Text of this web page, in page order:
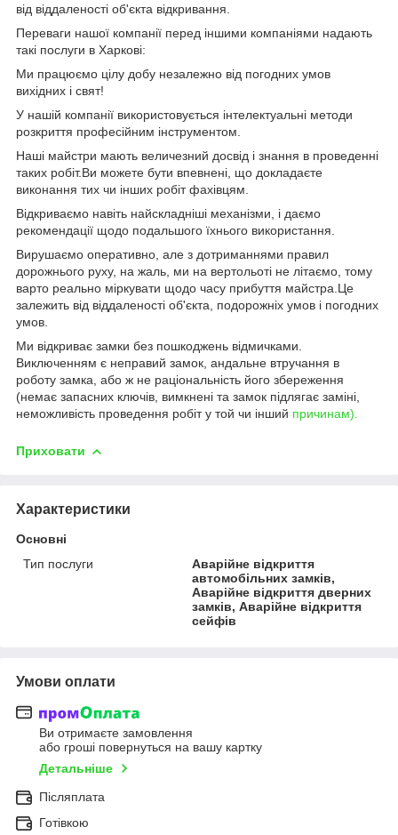
від віддаленості об'єкта відкривання.
Переваги нашої компанії перед іншими компаніями надають
такі послуги в Харкові:
Ми працюємо цілу добу незалежно від погодних умов
вихідних і свят!
У нашій компанії використовується інтелектуальні методи
розкриття професійним інструментом.
Наші майстри мають величезний досвід і знання в проведенні
таких робіт.Ви можете бути впевнені, що докладаєте
виконання тих чи інших робіт фахівцям.
Відкриваємо навіть найскладніші механізми, і даємо
рекомендації щодо подальшого їхнього використання.
Вирушаємо оперативно, але з дотриманнями правил
дорожнього руху, на жаль, ми на вертольоті не літаємо, тому
варто реально міркувати щодо часу прибуття майстра.Це
залежить від віддаленості об'єкта, подорожніх умов і погодних
умов.
Ми відкриває замки без пошкоджень відмичками.
Виключенням є неправий замок, андальне втручання в
роботу замка, або ж не раціональність його збереження
(немає запасних ключів, вимкнені та замок підлягає заміні,
неможливість проведення робіт у той чи інший причинам).
Приховати
Характеристики
Основні
Тип послуги
Аварійне відкриття
автомобільних замків,
Аварійне відкриття дверних
замків, Аварійне відкриття
сейфів
Умови оплати
Ви отримаєте замовлення
або гроші повернуться на вашу картку
Детальніше
Післяплата
Готівкою